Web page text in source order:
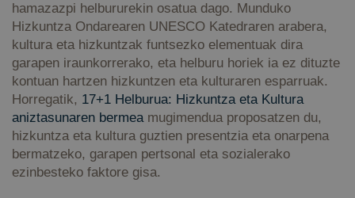
hamazazpi helbururekin osatua dago. Munduko
Hizkuntza Ondarearen UNESCO Katedraren arabera,
kultura eta hizkuntzak funtsezko elementuak dira
garapen iraunkorrerako, eta helburu horiek ia ez dituzte
kontuan hartzen hizkuntzen eta kulturaren esparruak.
Horregatik, 17+1 Helburua: Hizkuntza eta Kultura
aniztasunaren bermea mugimendua proposatzen du,
hizkuntza eta kultura guztien presentzia eta onarpena
bermatzeko, garapen pertsonal eta sozialerako
ezinbesteko faktore gisa.